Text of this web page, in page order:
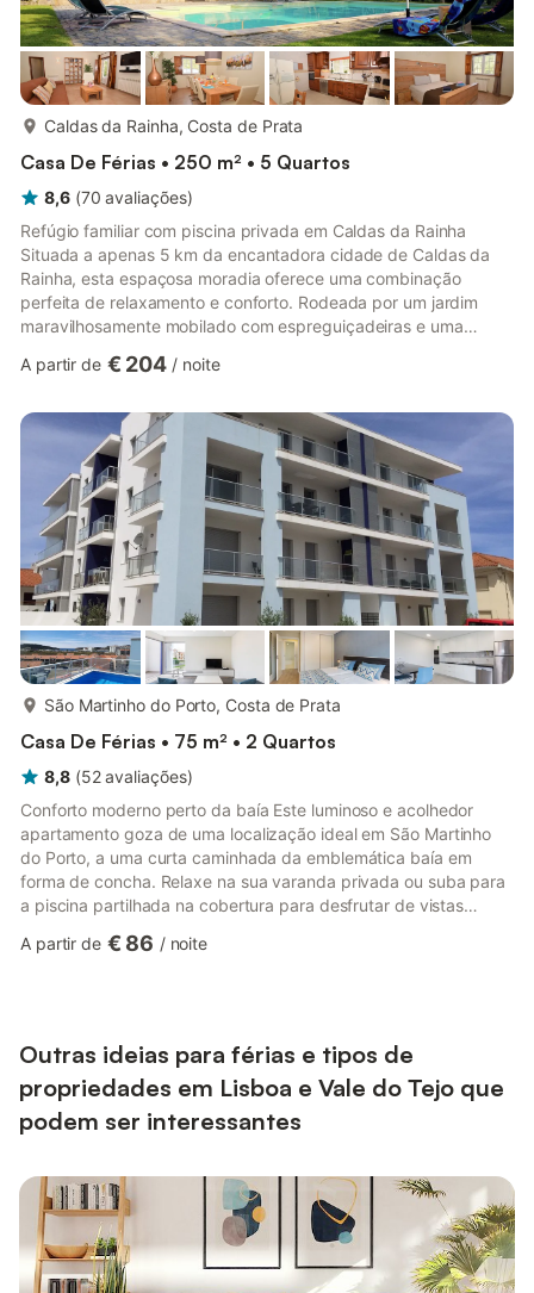
Caldas da Rainha, Costa de Prata
Casa De Férias • 250 m² • 5 Quartos
8,6 (70 avaliações)
Refúgio familiar com piscina privada em Caldas da Rainha
Situada a apenas 5 km da encantadora cidade de Caldas da
Rainha, esta espaçosa moradia oferece uma combinação
perfeita de relaxamento e conforto. Rodeada por um jardim
maravilhosamente mobilado com espreguiçadeiras e uma
procuram paz e conveniência. A churrasqueira exterior
desfrutam do equipamento de diversão e do escorrega num
ambiente seguro e familiar. Detalhes práticos como um muda-
fraldas, um berço e uma cad...
A partir de € 204 / noite
São Martinho do Porto, Costa de Prata
Casa De Férias • 75 m² • 2 Quartos
8,8 (52 avaliações)
Conforto moderno perto da baía Este luminoso e acolhedor
apartamento goza de uma localização ideal em São Martinho
do Porto, a uma curta caminhada da emblemática baía em
forma de concha. Relaxe na sua varanda privada ou suba para
a piscina partilhada na cobertura para desfrutar de vistas
famílias, o espaço dispõe de cadeira alta, berço, ar
apenas 700 me...
A partir de € 86 / noite
Outras ideias para férias e tipos de
propriedades em Lisboa e Vale do Tejo que
podem ser interessantes